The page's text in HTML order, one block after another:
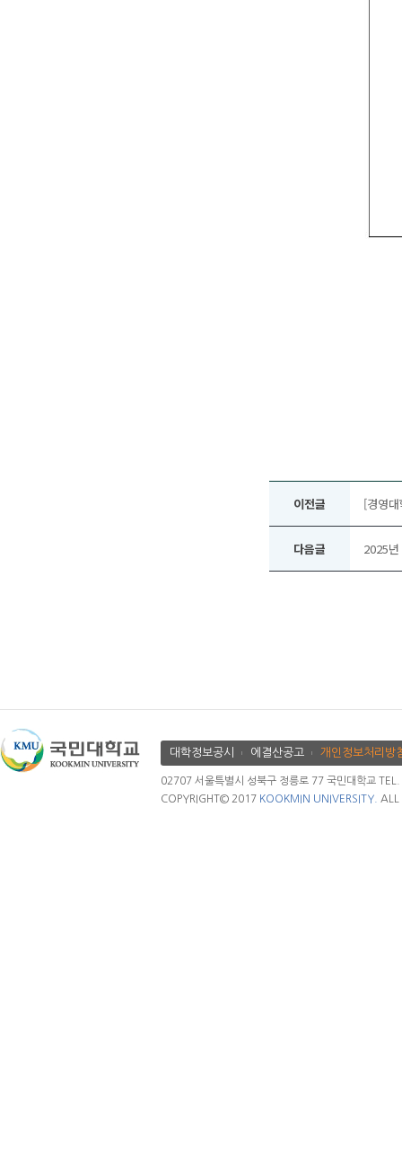
이전글 [경영
다음글 2025
대학정보공시 에결산공고 개인정보처리방
02707 서울특별시 성북구 정릉로 77 국민대학교
COPYRIGHT© 2017 KOOKMIN UNIVERSITY. ALL